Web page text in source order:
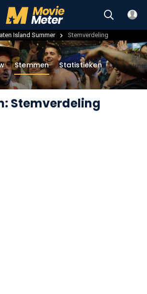
Island Summer Stemverdeling
Stemverdeling
Stemmen Statistieken